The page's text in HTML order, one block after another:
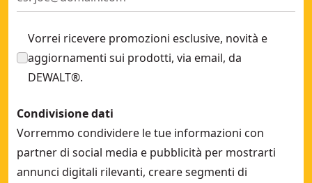
Vorrei ricevere promozioni esclusive, novità e
aggiornamenti sui prodotti, via email, da
DEWALT®.
Condivisione dati
Vorremmo condividere le tue informazioni con
partner di social media e pubblicità per mostrarti
annunci digitali rilevanti, creare segmenti di